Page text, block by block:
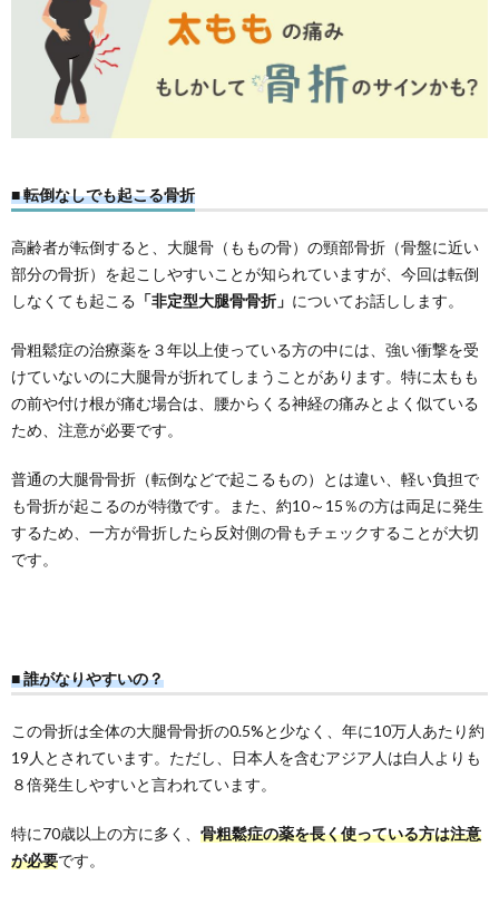
院
TOP
ン
タ
神
外
■ 転倒なしでも起こる骨折
高齢者が転倒すると、大腿骨（ももの骨）の頸部骨折（骨盤に近い
部分の骨折）を起こしやすいことが知られていますが、今回は転倒
しなくても起こる 「非定型大腿骨骨折」 についてお話しします。
骨粗鬆症の治療薬を３年以上使っている方の中には、強い衝撃を受
けていないのに大腿骨が折れてしまうことがあります。特に太もも
の前や付け根が痛む場合は、腰からくる神経の痛みとよく似ている
ため、注意が必要です。
普通の大腿骨骨折（転倒などで起こるもの）とは違い、軽い負担で
も骨折が起こるのが特徴です。また、約10～15％の方は両足に発生
するため、一方が骨折したら反対側の骨もチェックすることが大切
です。
■ 誰がなりやすいの？
この骨折は全体の大腿骨骨折の0.5%と少なく、年に10万人あたり約
19人とされています。ただし、日本人を含むアジア人は白人よりも
８倍発生しやすいと言われています。
特に70歳以上の方に多く、 骨粗鬆症の薬を長く使っている方は注意
が必要です。